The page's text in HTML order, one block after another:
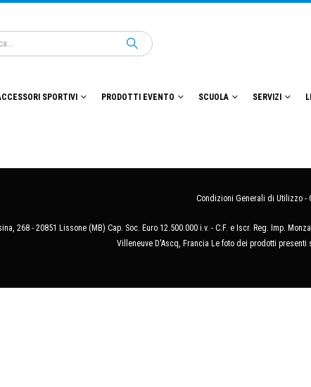
SPORTIVI PRODOTTI EVENTO SCUOLA SERVIZI
Condizioni Generali di Utilizzo -
268 - 20851 Lissone (MB) Cap. Soc. Euro 12.500.000 i.v. - C.F. e Iscr. Reg. Imp.
Villeneuve D'Ascq, Francia Le foto dei prodotti